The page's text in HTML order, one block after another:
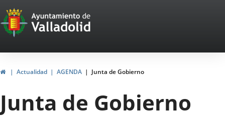
Portal
Web
del
Ayuntamiento
de
Valladolid
InicioActualidad AGENDA Junta de Gobierno
Junta de Gobierno